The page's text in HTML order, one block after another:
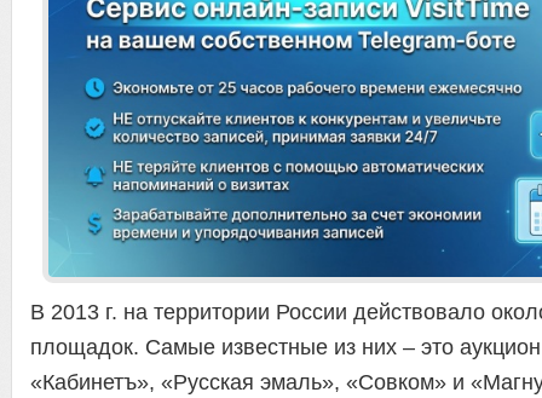
В 2013 г. на территории России действовало
площадок. Самые известные из них – это
«Кабинетъ», «Русская эмаль», «Совком» и